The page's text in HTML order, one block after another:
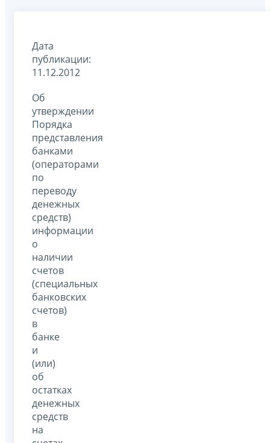
Дата
публикации:
11.12.2012
Об
утверждении
Порядка
представления
банками
(операторами
по
переводу
денежных
средств)
информации
о
наличии
счетов
(специальных
банковских
счетов)
в
банке
и
(или)
об
остатках
денежных
средств
на